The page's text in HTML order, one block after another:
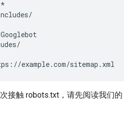
example.com/sitemap.xml
接触 robots.txt，请先阅读我们的